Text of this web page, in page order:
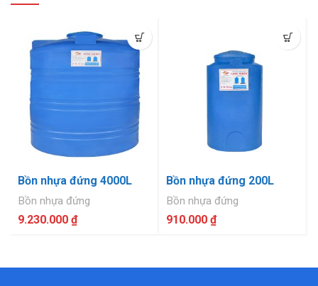
Bồn nhựa đứng 4000L
Bồn nhựa đứng
9.230.000 ₫
Bồn nhựa đứng 200L
Bồn nhựa đứng
910.000 ₫